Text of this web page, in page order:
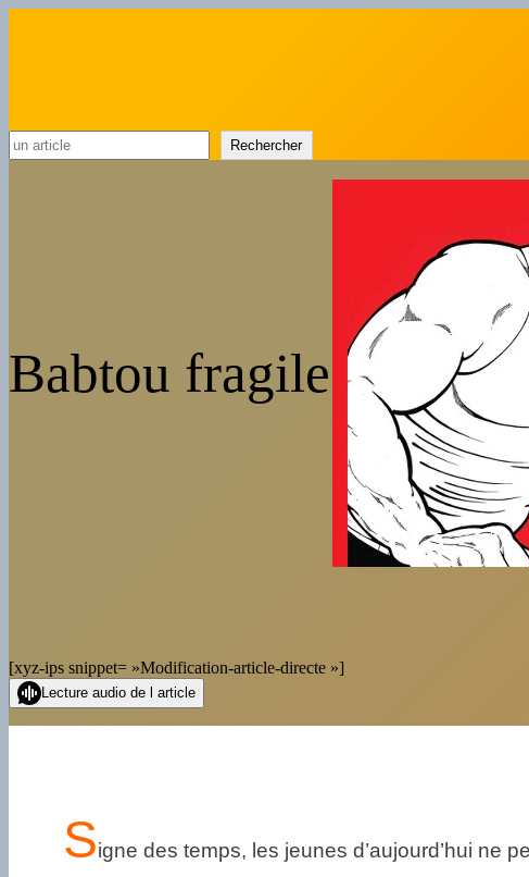
Rechercher
Babtou fragile
[xyz-ips snippet= »Modification-article-directe »]
Lecture audio de l article
Signe des temps, les jeunes d’aujourd’hui ne